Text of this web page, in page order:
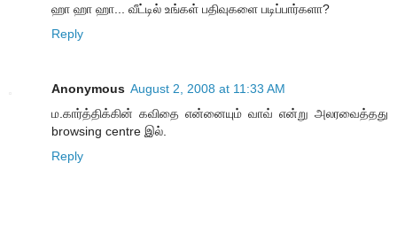
ஹா ஹா ஹா... வீட்டில் உங்கள் பதிவுகளை படிப்பார்களா?
Reply
Anonymous August 2, 2008 at 11:33 AM
ம.கார்த்திக்கின் கவிதை என்னையும் வாவ் என்று அலரவைத்தது
browsing centre இல்.
Reply